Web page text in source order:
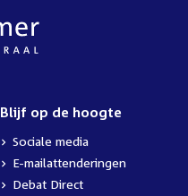
Blijf op de hoogte
Sociale media
E-mailattenderingen
Debat Direct